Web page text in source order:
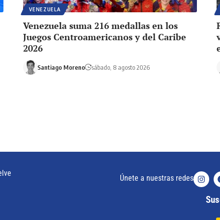
VENEZUELA
Venezuela suma 216 medallas en los
Juegos Centroamericanos y del Caribe
2026
Santiago Moreno sábado, 8 agosto 2026
Únete a nuestras redes